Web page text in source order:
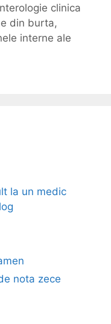
clinica
din burta,
interne ale
la un medic
nota zece